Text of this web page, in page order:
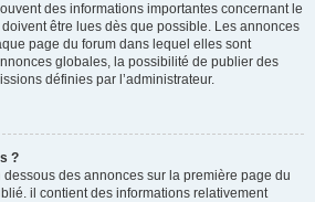
des informations importantes concernant le
être lues dès que possible. Les annonces
page du forum dans lequel elles sont
globales, la possibilité de publier des
définies par l’administrateur.
?
des annonces sur la première page du
il contient des informations relativement